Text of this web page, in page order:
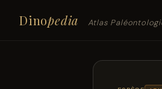
Dinopedia Atlas